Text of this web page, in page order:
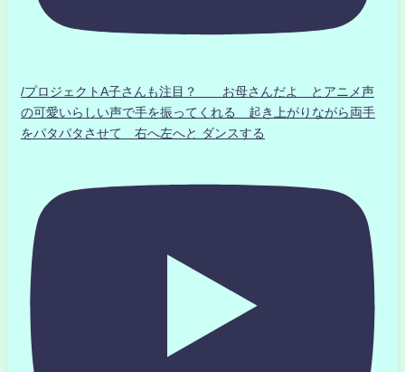
/プロジェクトA子さんも注目？ お母さんだよ とアニメ声
の可愛いらしい声で手を振ってくれる 起き上がりながら両手
をパタパタさせて 右へ左へと ダンスする